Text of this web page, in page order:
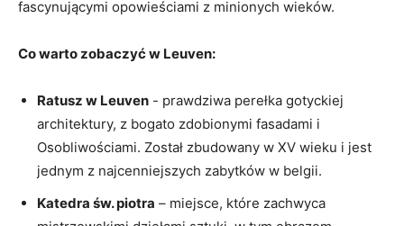
fascynującymi⁣ opowieściami z minionych wieków.
Co ‍warto zobaczyć ​w Leuven:
Ratusz w Leuven ‍- prawdziwa‍ perełka gotyckiej
architektury, z bogato zdobionymi fasadami i
Osobliwościami. Został zbudowany w XV wieku i jest
jednym z najcenniejszych zabytków⁣ w belgii.
Katedra św. piotra – miejsce, które‌ zachwyca